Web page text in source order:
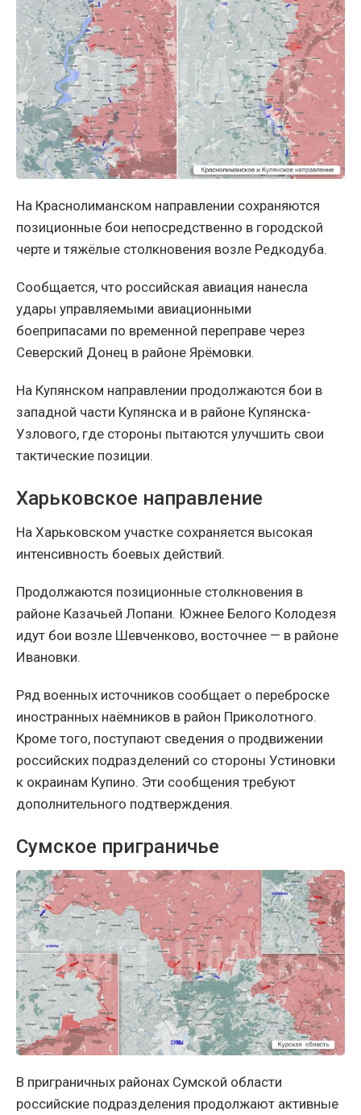
На Краснолиманском направлении сохраняются
позиционные бои непосредственно в городской
черте и тяжёлые столкновения возле Редкодуба.
Сообщается, что российская авиация нанесла
удары управляемыми авиационными
боеприпасами по временной переправе через
Северский Донец в районе Ярёмовки.
На Купянском направлении продолжаются бои в
западной части Купянска и в районе Купянска-
Узлового, где стороны пытаются улучшить свои
тактические позиции.
Харьковское направление
На Харьковском участке сохраняется высокая
интенсивность боевых действий.
Продолжаются позиционные столкновения в
районе Казачьей Лопани. Южнее Белого Колодезя
идут бои возле Шевченково, восточнее — в районе
Ивановки.
Ряд военных источников сообщает о переброске
иностранных наёмников в район Приколотного.
Кроме того, поступают сведения о продвижении
российских подразделений со стороны Устиновки
к окраинам Купино. Эти сообщения требуют
дополнительного подтверждения.
Сумское приграничье
В приграничных районах Сумской области
российские подразделения продолжают активные